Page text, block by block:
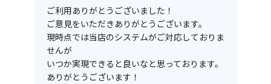
ご利用ありがとうございました！
ご意見をいただきありがとうございます。
現時点では当店のシステムがご対応しておりま
せんが
いつか実現できると良いなと思っております。
ありがとうございます！